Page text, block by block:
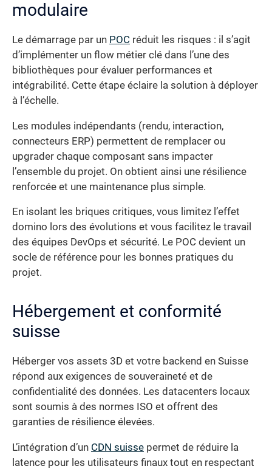
modulaire
Le démarrage par un POC réduit les risques : il s’agit
d’implémenter un flow métier clé dans l’une des
bibliothèques pour évaluer performances et
intégrabilité. Cette étape éclaire la solution à déployer
à l’échelle.
Les modules indépendants (rendu, interaction,
connecteurs ERP) permettent de remplacer ou
upgrader chaque composant sans impacter
l’ensemble du projet. On obtient ainsi une résilience
renforcée et une maintenance plus simple.
En isolant les briques critiques, vous limitez l’effet
domino lors des évolutions et vous facilitez le travail
des équipes DevOps et sécurité. Le POC devient un
socle de référence pour les bonnes pratiques du
projet.
Hébergement et conformité
suisse
Héberger vos assets 3D et votre backend en Suisse
répond aux exigences de souveraineté et de
confidentialité des données. Les datacenters locaux
sont soumis à des normes ISO et offrent des
garanties de résilience élevées.
L’intégration d’un CDN suisse permet de réduire la
latence pour les utilisateurs finaux tout en respectant